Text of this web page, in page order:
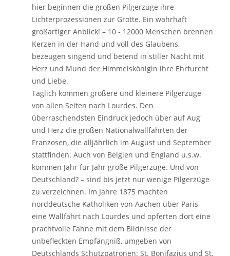
hier beginnen die großen Pilgerzüge ihre
Lichterprozessionen zur Grotte. Ein wahrhaft
großartiger Anblick! – 10 - 12000 Menschen brennen
Kerzen in der Hand und voll des Glaubens,
bezeugen singend und betend in stiller Nacht mit
Herz und Mund der Himmelskönigin ihre Ehrfurcht
und Liebe.
Täglich kommen größere und kleinere Pilgerzüge
von allen Seiten nach Lourdes. Den
überraschendsten Eindruck jedoch über auf Aug'
und Herz die großen Nationalwallfahrten der
Franzosen, die alljährlich im August und September
stattfinden. Auch von Belgien und England u.s.w.
kommen Jahr für Jahr große Pilgerzüge. Und von
Deutschland? – sind bis jetzt nur wenige Pilgerzüge
zu verzeichnen. Im Jahre 1875 machten
norddeutsche Katholiken von Aachen über Paris
eine Wallfahrt nach Lourdes und opferten dort eine
prachtvolle Fahne mit dem Bildnisse der
unbefleckten Empfängniß, umgeben von
Deutschlands Schutzpatronen: St. Bonifazius und St.